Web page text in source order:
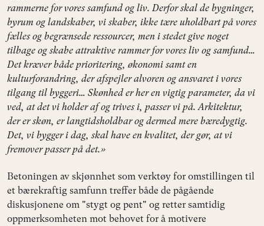
rammerne for vores samfund og liv. Derfor skal de bygninger,
byrum og landskaber, vi skaber, ikke tære uholdbart på vores
fælles og begrænsede ressourcer, men i stedet give noget
tilbage og skabe attraktive rammer for vores liv og samfund…
Det kræver både prioritering, økonomi samt en
kulturforandring, der afspejler alvoren og ansvaret i vores
tilgang til byggeri… Skønhed er her en vigtig parameter, da vi
ved, at det vi holder af og trives i, passer vi på. Arkitektur,
der er skøn, er langtidsholdbar og dermed mere bæredygtig.
Det, vi bygger i dag, skal have en kvalitet, der gør, at vi
fremover passer på det.»
Betoningen av skjønnhet som verktøy for omstillingen til
et bærekraftig samfunn treffer både de pågående
diskusjonene om "stygt og pent" og retter samtidig
oppmerksomheten mot behovet for å motivere